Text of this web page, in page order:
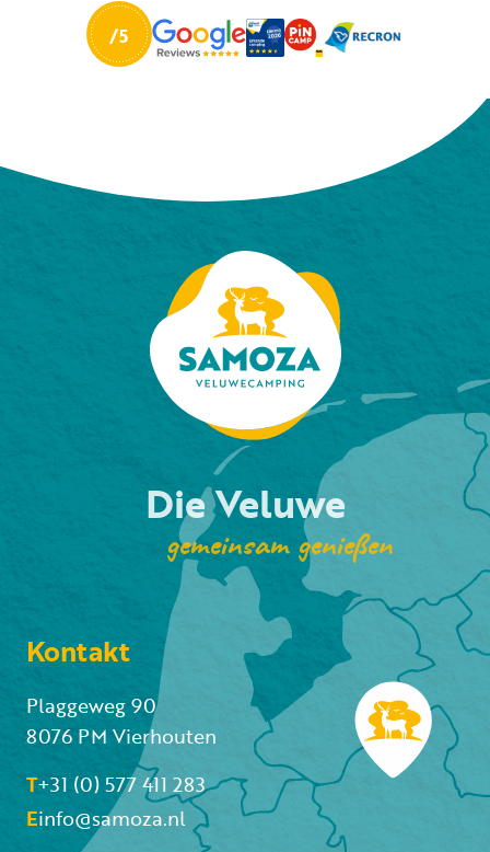
Die Veluwe
gemeinsam genießen
Kontakt
Plaggeweg 90
8076 PM Vierhouten
T+31 (0) 577 411 283
Einfo@samoza.nl